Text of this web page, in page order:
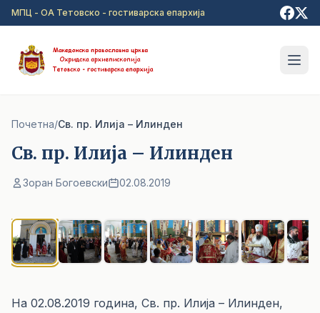
Прејди на главна содржина
МПЦ - ОА Тетовско - гостиварска епархија
Почетна/Св. пр. Илија – Илинден
Св. пр. Илија – Илинден
Зоран Богоевски 02.08.2019
На 02.08.2019 година, Св. пр. Илија – Илинден,